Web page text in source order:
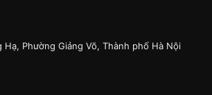
Hạ, Phường Giảng Võ, Thành phố Hà Nội